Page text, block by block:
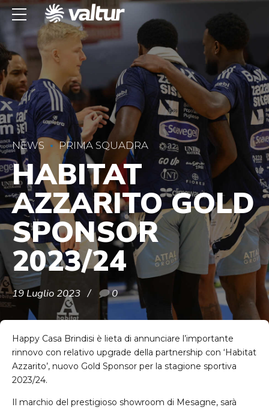
NEWS PRIMA SQUADRA
HABITAT
AZZARITO GOLD
SPONSOR
2023/24
19 Luglio 2023 0
Happy Casa Brindisi è lieta di annunciare l’importante
rinnovo con relativo upgrade della partnership con ‘Habitat
Azzarito’, nuovo Gold Sponsor per la stagione sportiva
2023/24.
Il marchio del prestigioso showroom di Mesagne, sarà